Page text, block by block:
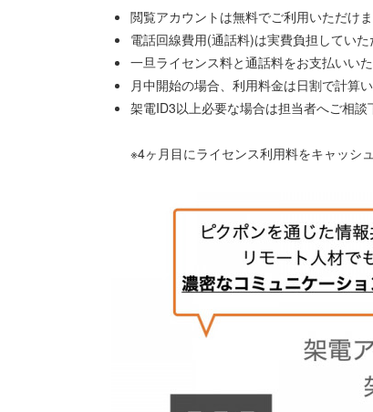
閲覧アカウントは無料でご利用いただけま
電話回線費⽤(通話料)は実費負担していた
⼀旦ライセンス料と通話料をお⽀払いい
⽉中開始の場合、利⽤料⾦は⽇割で計算い
架電ID3以上必要な場合は担当者へご相
※4ヶ⽉⽬にライセンス利⽤料をキャッシ